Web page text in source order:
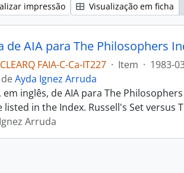
impressão Visualização em ficha
de AIA para The Philosophers
FAIA-C-Ca-IT227 · Item · 1983-
Ayda Ignez Arruda
em inglês, de AIA para The
listed in the Index. Russell's Set versus
Arruda